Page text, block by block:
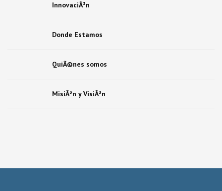
InnovaciÃ³n
Donde Estamos
QuiÃ©nes somos
MisiÃ³n y VisiÃ³n